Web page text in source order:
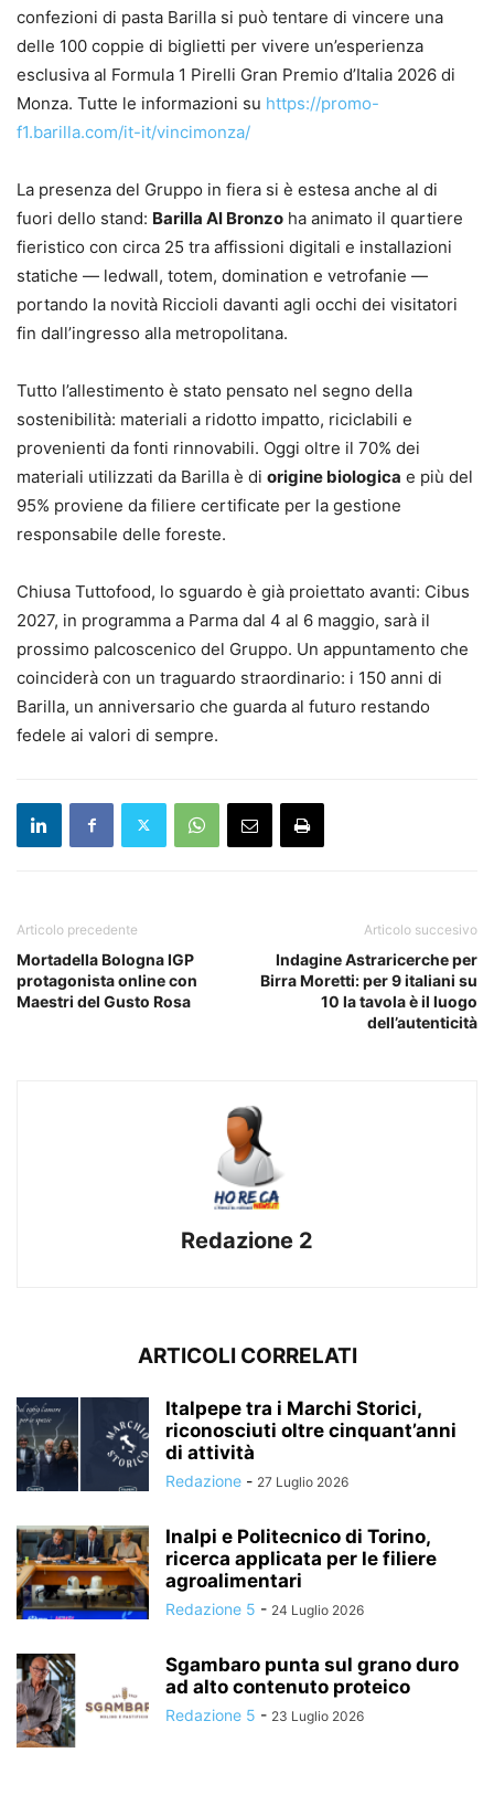
confezioni di pasta Barilla si può tentare di vincere una
delle 100 coppie di biglietti per vivere un’esperienza
esclusiva al Formula 1 Pirelli Gran Premio d’Italia 2026 di
Monza. Tutte le informazioni su https://promo-
f1.barilla.com/it-it/vincimonza/
La presenza del Gruppo in fiera si è estesa anche al di
fuori dello stand: Barilla Al Bronzo ha animato il quartiere
fieristico con circa 25 tra affissioni digitali e installazioni
statiche — ledwall, totem, domination e vetrofanie —
portando la novità Riccioli davanti agli occhi dei visitatori
fin dall’ingresso alla metropolitana.
Tutto l’allestimento è stato pensato nel segno della
sostenibilità: materiali a ridotto impatto, riciclabili e
provenienti da fonti rinnovabili. Oggi oltre il 70% dei
materiali utilizzati da Barilla è di origine biologica e più del
95% proviene da filiere certificate per la gestione
responsabile delle foreste.
Chiusa Tuttofood, lo sguardo è già proiettato avanti: Cibus
2027, in programma a Parma dal 4 al 6 maggio, sarà il
prossimo palcoscenico del Gruppo. Un appuntamento che
coinciderà con un traguardo straordinario: i 150 anni di
Barilla, un anniversario che guarda al futuro restando
fedele ai valori di sempre.
Articolo precedente
Mortadella Bologna IGP
protagonista online con
Maestri del Gusto Rosa
Articolo succesivo
Indagine Astraricerche per
Birra Moretti: per 9 italiani su
10 la tavola è il luogo
dell’autenticità
Redazione 2
ARTICOLI CORRELATI
Italpepe tra i Marchi Storici,
riconosciuti oltre cinquant’anni
di attività
Redazione - 27 Luglio 2026
Inalpi e Politecnico di Torino,
ricerca applicata per le filiere
agroalimentari
Redazione 5 - 24 Luglio 2026
Sgambaro punta sul grano duro
ad alto contenuto proteico
Redazione 5 - 23 Luglio 2026